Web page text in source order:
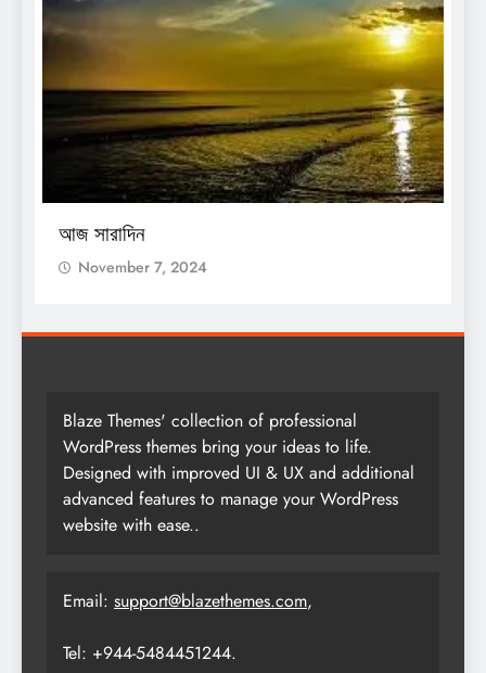
আজ সারাদিন
November 7, 2024
Blaze Themes' collection of professional
WordPress themes bring your ideas to life.
Designed with improved UI & UX and additional
advanced features to manage your WordPress
website with ease..
Email: support@blazethemes.com,
Tel: +944-5484451244.